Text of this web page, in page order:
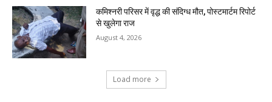
कमिश्नरी परिसर में वृद्ध की संदिग्ध मौत, पोस्टमार्टम रिपोर्ट
से खुलेगा राज
August 4, 2026
Load more